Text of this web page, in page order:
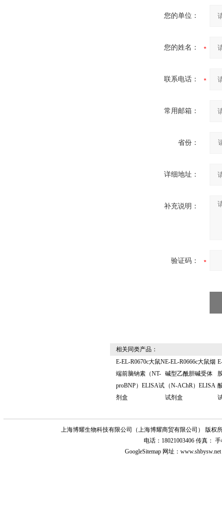
您的单位：
您的姓名：
联系电话：
常用邮箱：
省份：
详细地址：
补充说明：
验证码：
相关同类产品：
E-EL-R0670c大鼠N
端前脑钠素（NT-
proBNP）ELISA试
剂盒
E-EL-R0666c大鼠烟
碱型乙酰胆碱受体
（N-AChR）ELISA
试剂盒
上海博耀生物科技有限公司（上海博耀商贸有限公司） 版权
电话：18021003406 传真：
GoogleSitemap 网址：